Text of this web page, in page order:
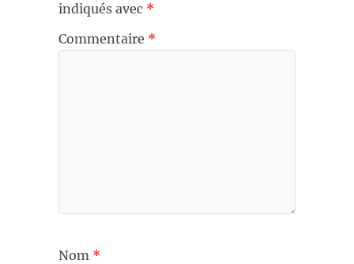
indiqués avec *
Commentaire *
Nom *